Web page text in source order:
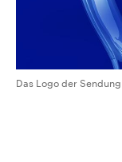
Das Logo der